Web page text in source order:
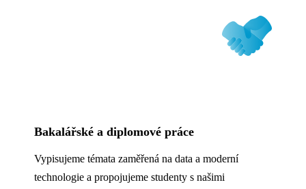
Bakalářské a diplomové práce
Vypisujeme témata zaměřená na data a moderní
technologie a propojujeme studenty s našimi